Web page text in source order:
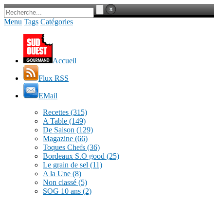
Menu Tags Catégories
Accueil
Flux RSS
EMail
Recettes (315)
A Table (149)
De Saison (129)
Magazine (66)
Toques Chefs (36)
Bordeaux S.O good (25)
Le grain de sel (11)
A la Une (8)
Non classé (5)
SOG 10 ans (2)